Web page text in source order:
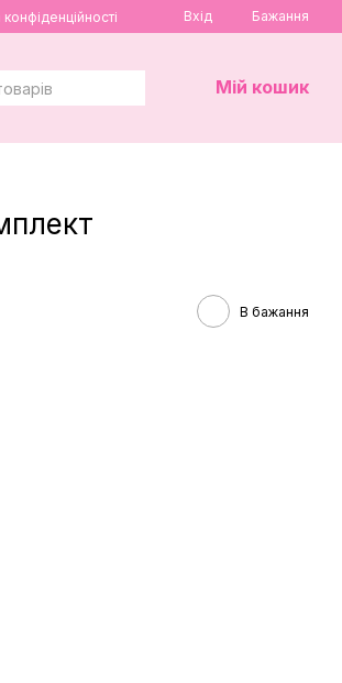
конфіденційності Вхід Бажання
Мій кошик
В бажання